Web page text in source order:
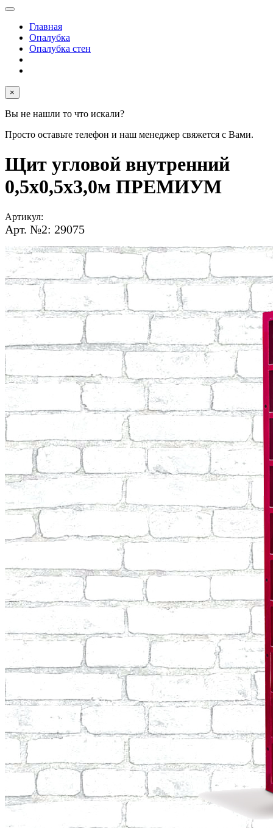
Главная
Опалубка
Опалубка стен
×
Вы не нашли то что искали?
Просто оставьте телефон и наш менеджер свяжется с Вами.
Щит угловой внутренний
0,5х0,5х3,0м ПРЕМИУМ
Артикул:
Арт. №2: 29075